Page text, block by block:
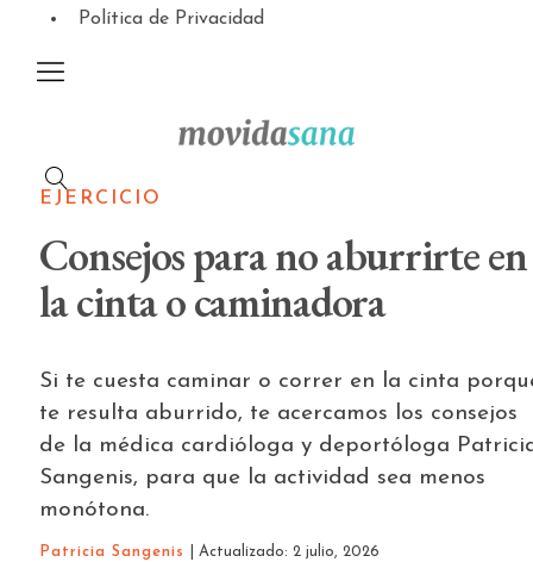
Política de Privacidad
EJERCICIO
Consejos para no aburrirte en
la cinta o caminadora
Si te cuesta caminar o correr en la cinta
te resulta aburrido, te acercamos los consejos
de la médica cardióloga y deportóloga
Sangenis, para que la actividad sea menos
monótona.
Patricia Sangenis | Actualizado: 2 julio, 2026